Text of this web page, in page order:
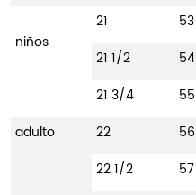
niños
21 53
21 1/2
54
21 3/4
55
adulto
22 56
22 1/2
57